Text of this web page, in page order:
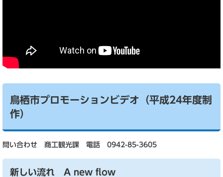
鳥栖市プロモーションビデオ（平成24年度制
作）
問い合わせ 商工観光課 電話 0942-85-3605
新しい流れ A new flow